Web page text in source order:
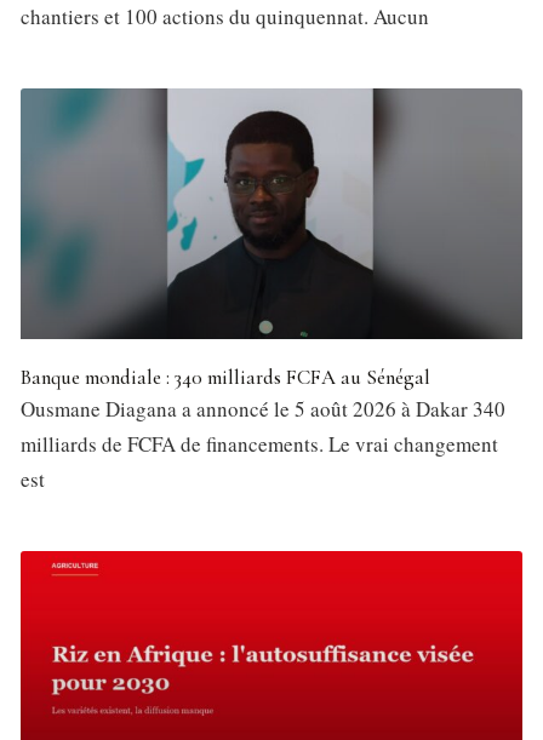
chantiers et 100 actions du quinquennat. Aucun
Banque mondiale : 340 milliards FCFA au Sénégal
Ousmane Diagana a annoncé le 5 août 2026 à Dakar 340
milliards de FCFA de financements. Le vrai changement
est